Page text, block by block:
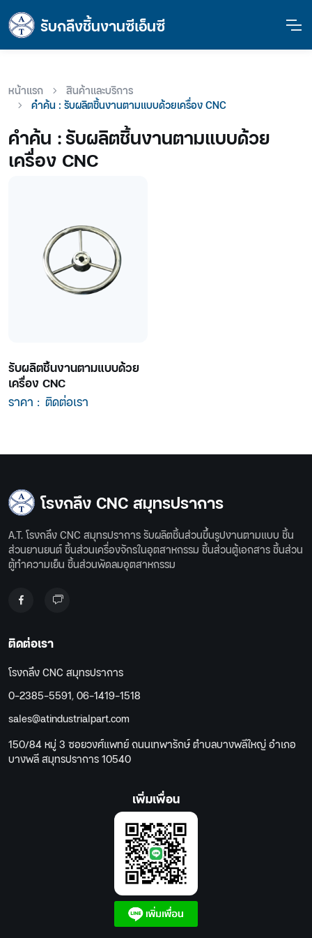
รับกลึงชิ้นงานซีเอ็นซี
หน้าแรก
สินค้าและบริการ
คำค้น : รับผลิตชิ้นงานตามแบบด้วยเครื่อง CNC
คำค้น :รับผลิตชิ้นงานตามแบบด้วย
เครื่อง CNC
รับผลิตชิ้นงานตามแบบด้วย
เครื่อง CNC
ราคา : ติดต่อเรา
โรงกลึง CNC สมุทรปราการ
A.T. โรงกลึง CNC สมุทรปราการ รับผลิตชิ้นส่วนขึ้นรูปงานตามแบบ ชิ้น
ส่วนยานยนต์ ชิ้นส่วนเครื่องจักรในอุตสาหกรรม ชิ้นส่วนตู้เอกสาร ชิ้นส่วน
ตู้ทำความเย็น ชิ้นส่วนพัดลมอุตสาหกรรม
ติดต่อเรา
โรงกลึง CNC สมุทรปราการ
0-2385-5591,06-1419-1518
sales@atindustrialpart.com
150/84 หมู่ 3 ซอยวงศ์แพทย์ ถนนเทพารักษ์ ตำบลบางพลีใหญ่ อำเภอ
บางพลี สมุทรปราการ 10540
เพิ่มเพื่อน